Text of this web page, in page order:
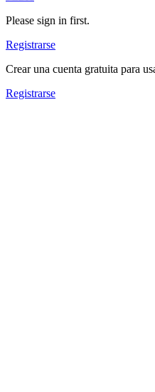
Please sign in first.
Registrarse
Crear una cuenta gratuita para
Registrarse